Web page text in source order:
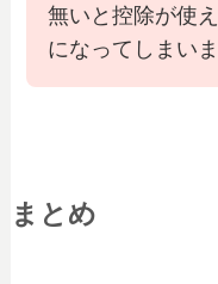
無いと控除が使
になってしまい
まとめ